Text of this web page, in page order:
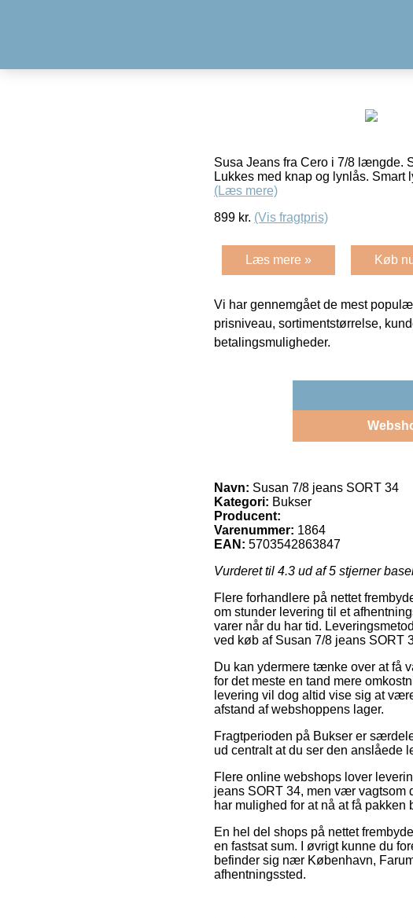
Susa Jeans fra Cero i 7/8 længde.
Lukkes med knap og lynlås.
(Læs mere)
899 kr. (Vis fragtpris)
Læs mere » Køb
Vi har gennemgået de mest
prisniveau, sortimentstørrelse,
betalingsmuligheder.
Navn: Susan 7/8 jeans SORT 34
Kategori: Bukser
Producent:
Varenummer: 1864
EAN: 5703542863847
Vurderet til 4.3 ud af 5 stjerner
Flere forhandlere på nettet
om stunder levering til et
varer når du har tid.
ved køb af Susan 7/8 jeans SORT
Du kan ydermere tænke over at få
for det meste en tand mere
levering vil dog altid vise sig at
afstand af webshoppens lager.
Fragtperioden på Bukser er
ud centralt at du ser den anslåede
Flere online webshops lover
jeans SORT 34, men vær vagtsom
har mulighed for at nå at få
En hel del shops på nettet
en fastsat sum. I øvrigt kunne du
befinder sig nær København,
afhentningssted.